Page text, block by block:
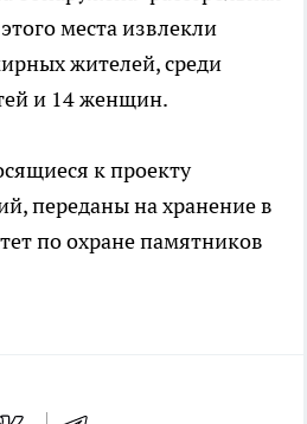
места извлекли
жителей, среди
и 14 женщин.
к проекту
переданы на хранение в
по охране памятников